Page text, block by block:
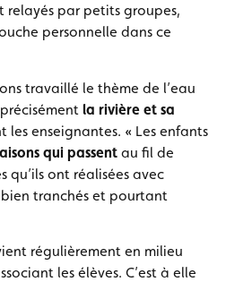
relayés par petits groupes,
personnelle dans ce
travaillé le thème de l’eau
la rivière et sa
les enseignantes. « Les enfants
qui passent au fil de
qu’ils ont réalisées avec
tranchés et pourtant
régulièrement en milieu
les élèves. C’est à elle